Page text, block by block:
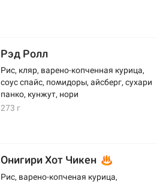
Рэд Ролл
Рис, кляр, варено-копченная курица,
соус спайс, помидоры, айсберг, сухари
панко, кунжут, нори
273 г
Онигири Хот Чикен
Рис, варено-копченая курица,